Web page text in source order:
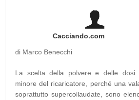
Cacciando.com
di Marco Benecchi
La scelta della polvere e delle dosi
minore del ricaricatore, perché una
soprattutto supercollaudate, sono